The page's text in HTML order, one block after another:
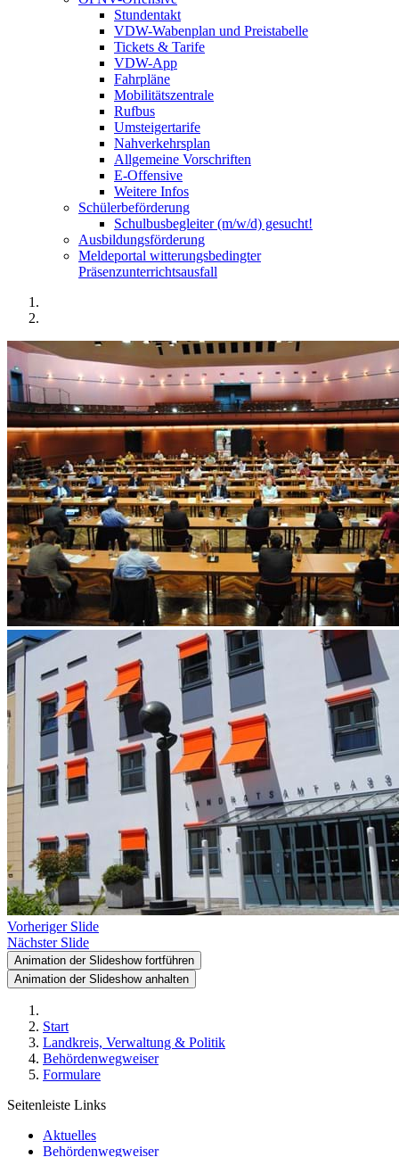
Stundentakt
VDW-Wabenplan und Preistabelle
Tickets & Tarife
VDW-App
Fahrpläne
Mobilitätszentrale
Rufbus
Umsteigertarife
Nahverkehrsplan
Allgemeine Vorschriften
E-Offensive
Weitere Infos
Schülerbeförderung
Schulbusbegleiter (m/w/d) gesucht!
Ausbildungsförderung
Meldeportal witterungsbedingter
Präsenzunterrichtsausfall
Vorheriger Slide
Nächster Slide
Animation der Slideshow fortführen
Animation der Slideshow anhalten
Start
Landkreis, Verwaltung & Politik
Behördenwegweiser
Formulare
Seitenleiste Links
Aktuelles
Behördenwegweiser